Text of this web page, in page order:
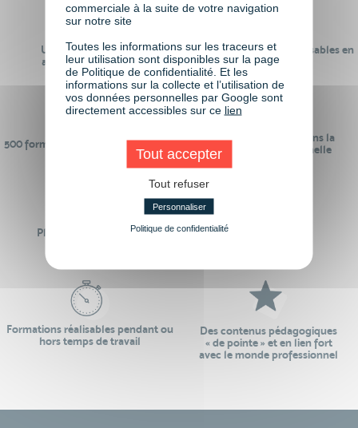
Un réseau de 22 000
anciens participants
100% des formations réalisables en
digital learning
500 formations pour se préparer au
24 ans d'expérience dans la
formation professionnelle
Plus de 50 formations
Des intervenants
Formations réalisables pendant ou
hors temps de travail
Des contenus pédagogiques
« de pointe » et en lien fort
avec le monde professionnel
commerciale à la suite de votre navigation
sur notre site
Toutes les informations sur les traceurs et
leur utilisation sont disponibles sur la page
de Politique de confidentialité. Et les
informations sur la collecte et l’utilisation de
vos données personnelles par Google sont
directement accessibles sur ce lien
Tout accepter
Tout refuser
Personnaliser
Politique de confidentialité